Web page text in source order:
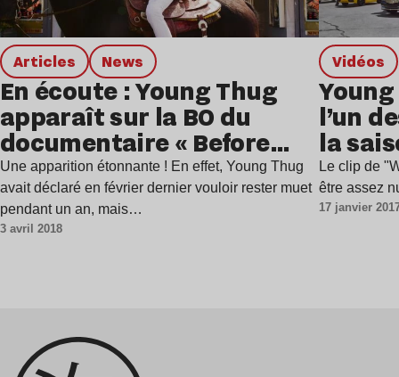
Articles news
En écoute : Young Thug
apparaît sur la BO du
documentaire « Before
Anythang : The Cash
Money Story » de Birdman
Une apparition étonnante ! En effet, Young Thug
avait déclaré en février dernier vouloir rester muet
pendant un an, mais…
3 avril 2018
Vidéos
l’un
la
Le clip de
être assez
17 janvier